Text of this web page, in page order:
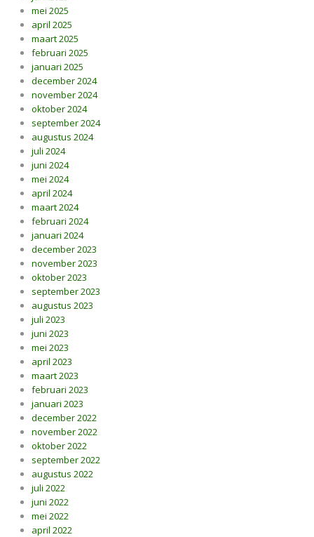
mei 2025
april 2025
maart 2025
februari 2025
januari 2025
december 2024
november 2024
oktober 2024
september 2024
augustus 2024
juli 2024
juni 2024
mei 2024
april 2024
maart 2024
februari 2024
januari 2024
december 2023
november 2023
oktober 2023
september 2023
augustus 2023
juli 2023
juni 2023
mei 2023
april 2023
maart 2023
februari 2023
januari 2023
december 2022
november 2022
oktober 2022
september 2022
augustus 2022
juli 2022
juni 2022
mei 2022
april 2022